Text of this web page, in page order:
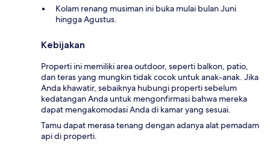
Kolam renang musiman ini buka mulai bulan Juni
hingga Agustus.
Kebijakan
Properti ini memiliki area outdoor, seperti balkon, patio,
dan teras yang mungkin tidak cocok untuk anak-anak. Jika
Anda khawatir, sebaiknya hubungi properti sebelum
kedatangan Anda untuk mengonfirmasi bahwa mereka
dapat mengakomodasi Anda di kamar yang sesuai.
Tamu dapat merasa tenang dengan adanya alat pemadam
api di properti.